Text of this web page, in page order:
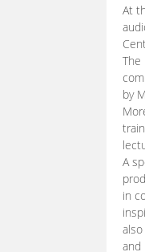
At
The
by
A
in
and